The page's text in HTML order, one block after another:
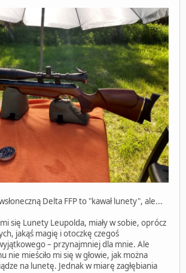
Delta FFP to "kawał lunety", ale...
się Lunety Leupolda, miały w sobie, oprócz
jakąś magię i otoczkę czegoś
– przynajmniej dla mnie. Ale
nie mieściło mi się w głowie, jak można
na lunetę. Jednak w miarę zagłębiania